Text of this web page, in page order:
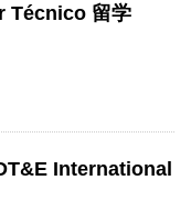
Técnico 留学
International